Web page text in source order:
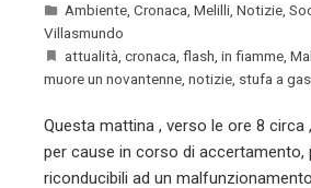
Ambiente, Cronaca, Melilli, Notizie,
Villasmundo
attualità, cronaca, flash, in fiamme,
muore un novantenne, notizie, stufa a gas
Questa mattina , verso le ore 8 circa
per cause in corso di accertamento,
riconducibili ad un